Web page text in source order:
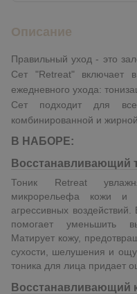
Описание
Правильный уход - это
Сет "Retreat" включает
ежедневного ухода:
Сет подходит для
комбинированной и жирной.
В НАБОРЕ:
Восстанавливающий
Тоник Retreat
микрорельефа кожи
агрессивных
помогает уменьшить
Матирует кожу,
сухости, шелушения и
тоника для лица придает
Восстанавливающий